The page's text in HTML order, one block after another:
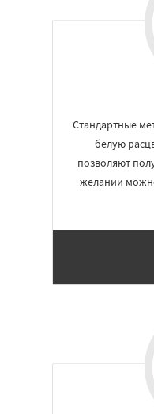
Стандартные
белую
позволяют
желании